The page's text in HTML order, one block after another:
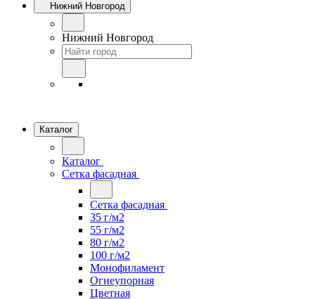
Нижний Новгород
Нижний Новгород
Каталог
Каталог
Сетка фасадная
Сетка фасадная
35 г/м2
55 г/м2
80 г/м2
100 г/м2
Монофиламент
Огнеупорная
Цветная